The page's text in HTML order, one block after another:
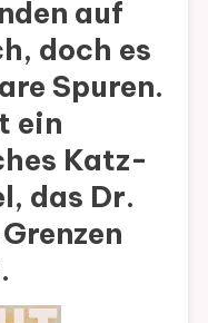
auf
doch es
Spuren.
ein
Katz-
das Dr.